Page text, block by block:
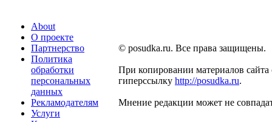
About
О проекте
Партнерство
Политика
обработки
персональных
данных
Рекламодателям
Услуги
© posudka.ru. Все права защищены.
При копировании материалов сайта
гиперссылку http://posudka.ru.
Мнение редакции может не